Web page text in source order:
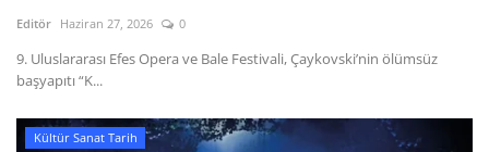
Editör Haziran 27, 2026 0
9. Uluslararası Efes Opera ve Bale Festivali, Çaykovski’nin ölümsüz
başyapıtı “K...
Kültür Sanat Tarih